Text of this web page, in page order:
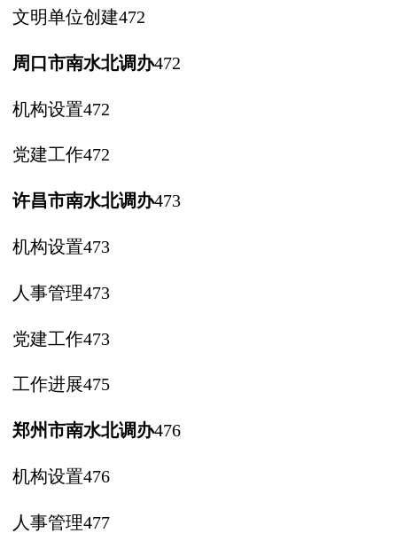
文明单位创建472
周口市南水北调办472
机构设置472
党建工作472
许昌市南水北调办473
机构设置473
人事管理473
党建工作473
工作进展475
郑州市南水北调办476
机构设置476
人事管理477